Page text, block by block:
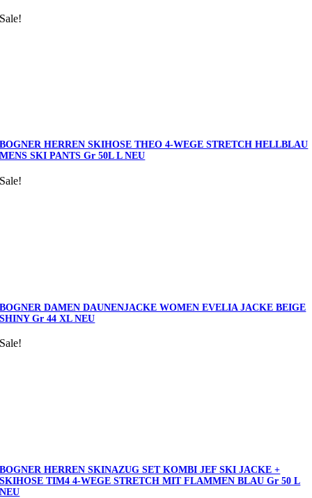
Sale!
BOGNER HERREN SKIHOSE THEO 4-WEGE STRETCH HELLBLAU
MENS SKI PANTS Gr 50L L NEU
Sale!
BOGNER DAMEN DAUNENJACKE WOMEN EVELIA JACKE BEIGE
SHINY Gr 44 XL NEU
Sale!
BOGNER HERREN SKINAZUG SET KOMBI JEF SKI JACKE +
SKIHOSE TIM4 4-WEGE STRETCH MIT FLAMMEN BLAU Gr 50 L
NEU